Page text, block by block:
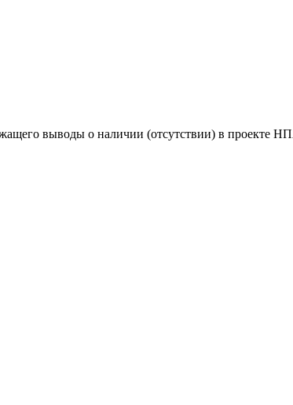
выводы о наличии (отсутствии) в проекте